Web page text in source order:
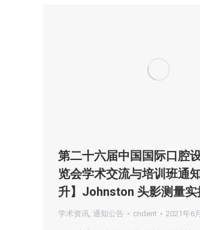
第二十六届中国国际口腔
览会学术交流与培训班通
升】Johnston 头影测量实
学术资讯, 通知公告 cndent 2021年6